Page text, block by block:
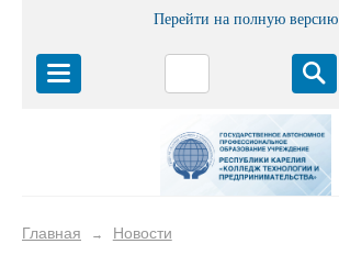
Перейти на полную версию
Главная → Новости